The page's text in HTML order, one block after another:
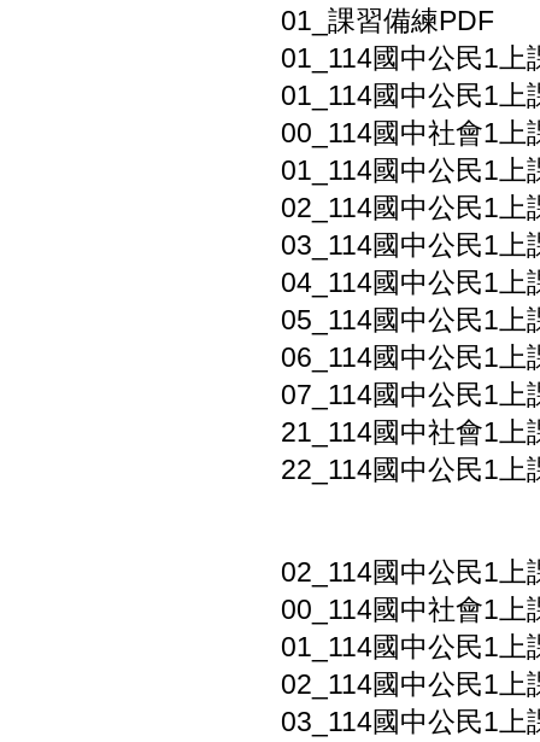
01_課習備練PDF
01_114國中公民1上
01_114國中公民1上
00_114國中社會1上
01_114國中公民1上
02_114國中公民1上
03_114國中公民1上
04_114國中公民1上
05_114國中公民1上
06_114國中公民1上
07_114國中公民1上
21_114國中社會1上
22_114國中公民1上
02_114國中公民1上
00_114國中社會1上
01_114國中公民1上
02_114國中公民1上
03_114國中公民1上